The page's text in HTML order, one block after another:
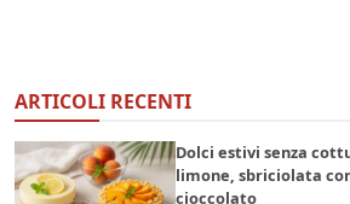
ARTICOLI RECENTI
Dolci estivi senza
limone, sbriciolata
cioccolato